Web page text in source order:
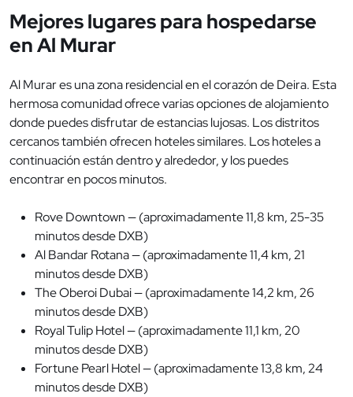
Mejores lugares para hospedarse
en Al Murar
Al Murar es una zona residencial en el corazón de Deira. Esta
hermosa comunidad ofrece varias opciones de alojamiento
donde puedes disfrutar de estancias lujosas. Los distritos
cercanos también ofrecen hoteles similares. Los hoteles a
continuación están dentro y alrededor, y los puedes
encontrar en pocos minutos.
Rove Downtown — (aproximadamente 11,8 km, 25-35
minutos desde DXB)
Al Bandar Rotana — (aproximadamente 11,4 km, 21
minutos desde DXB)
The Oberoi Dubai — (aproximadamente 14,2 km, 26
minutos desde DXB)
Royal Tulip Hotel — (aproximadamente 11,1 km, 20
minutos desde DXB)
Fortune Pearl Hotel — (aproximadamente 13,8 km, 24
minutos desde DXB)